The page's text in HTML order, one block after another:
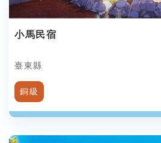
小馬民宿
臺東縣
銅級